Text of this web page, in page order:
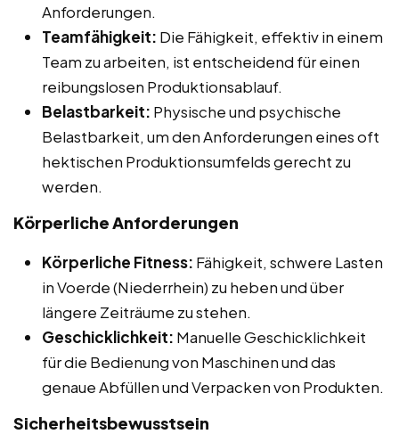
Anforderungen.
Teamfähigkeit: Die Fähigkeit, effektiv in einem
Team zu arbeiten, ist entscheidend für einen
reibungslosen Produktionsablauf.
Belastbarkeit: Physische und psychische
Belastbarkeit, um den Anforderungen eines oft
hektischen Produktionsumfelds gerecht zu
werden.
Körperliche Anforderungen
Körperliche Fitness: Fähigkeit, schwere Lasten
in Voerde (Niederrhein) zu heben und über
längere Zeiträume zu stehen.
Geschicklichkeit: Manuelle Geschicklichkeit
für die Bedienung von Maschinen und das
genaue Abfüllen und Verpacken von Produkten.
Sicherheitsbewusstsein